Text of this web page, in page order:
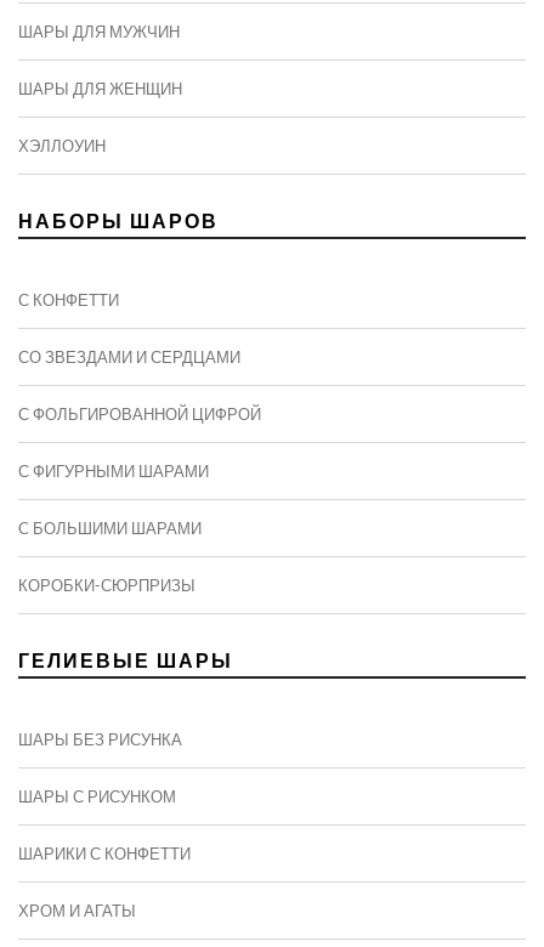
ШАРЫ ДЛЯ МУЖЧИН
ШАРЫ ДЛЯ ЖЕНЩИН
ХЭЛЛОУИН
НАБОРЫ ШАРОВ
С КОНФЕТТИ
СО ЗВЕЗДАМИ И СЕРДЦАМИ
С ФОЛЬГИРОВАННОЙ ЦИФРОЙ
С ФИГУРНЫМИ ШАРАМИ
C БОЛЬШИМИ ШАРАМИ
КОРОБКИ-СЮРПРИЗЫ
ГЕЛИЕВЫЕ ШАРЫ
ШАРЫ БЕЗ РИСУНКА
ШАРЫ С РИСУНКОМ
ШАРИКИ С КОНФЕТТИ
ХРОМ И АГАТЫ